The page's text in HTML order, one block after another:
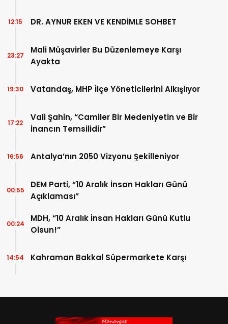
DR. AYNUR EKEN VE KENDİMLE SOHBET
12:15
Mali Müşavirler Bu Düzenlemeye Karşı
Ayakta
23:27
Vatandaş, MHP İlçe Yöneticilerini Alkışlıyor
19:30
Vali Şahin, “Camiler Bir Medeniyetin ve Bir
İnancın Temsilidir”
17:22
Antalya’nın 2050 Vizyonu Şekilleniyor
16:56
DEM Parti, “10 Aralık İnsan Hakları Günü
Açıklaması”
00:55
MDH, “10 Aralık İnsan Hakları Günü Kutlu
Olsun!”
00:24
Kahraman Bakkal Süpermarkete Karşı
14:54